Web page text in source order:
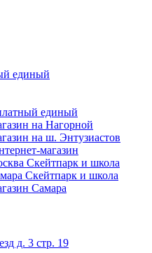
единый
единый
на Нагорной
на ш. Энтузиастов
магазин
Скейтпарк и школа
Скейтпарк и школа
Самара
д. 3 стр. 19